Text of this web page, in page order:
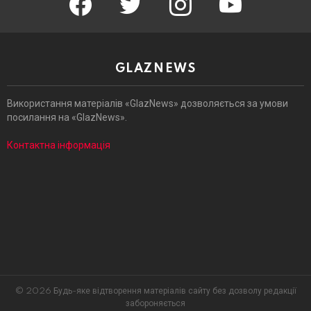
GLAZNEWS
Використання матеріалів «GlazNews» дозволяється за умови
посилання на «GlazNews».
Контактна інформація
© 2026 Будь-яке відтворення матеріалів сайту без дозволу редакції
забороняється